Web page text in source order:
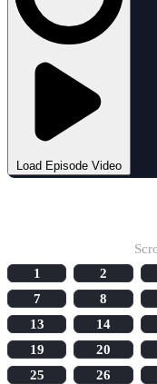
Load Episode Video
1
2
7
8
13
14
19
20
25
26